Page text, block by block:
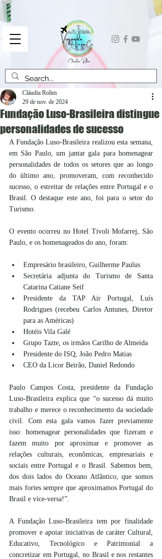
Fundação Luso-Brasileira distingue
personalidades de sucesso
Cláudia Rolim
29 de nov. de 2024
A Fundação Luso-Brasileira realizou esta semana,
em São Paulo, um jantar gala para homenagear
personalidades de todos os setores que ao longo
do último ano, promoveram, com reconhecido
sucesso, o estreitar de relações entre Portugal e o
Brasil. O destaque este ano, foi para o setor do
Turismo.
O evento ocorreu no Hotel Tivoli Mofarrej, São
Paulo, e os homenageados do ano, foram:
Empresário brasileiro, Guilherme Paulus
Secretária adjunta do Turismo de Santa
Catarina Catiane Seif
Presidente da TAP Air Portugal, Luís
Rodrigues (recebeu Carlos Antunes, Diretor
para as Américas)
Hotéis Vila Galé
Grupo Tazte, os irmãos Carilho de Almeida
Presidente do ISQ, João Pedro Matias
CEO da Licor Beirão, Daniel Redondo
Paulo Campos Costa, presidente da Fundação
Luso-Brasileira explica que “o sucesso dá muito
trabalho e merece o reconhecimento da sociedade
civil. Com esta gala vamos fazer previamente
isso: homenagear personalidades que fizeram e
fazem muito por aproximar e promover as
relações culturais, econômicas, empresariais e
sociais entre Portugal e o Brasil. Sabemos bem,
dos dois lados do Oceano Atlântico, que somos
mais fortes sempre que aproximamos Portugal do
Brasil e vice-versa!”.
A Fundação Luso-Brasileira tem por finalidade
promover e apoiar iniciativas de caráter Cultural,
Educativo, Tecnológico e Patrimonial a
concretizar em Portugal, no Brasil e nos restantes